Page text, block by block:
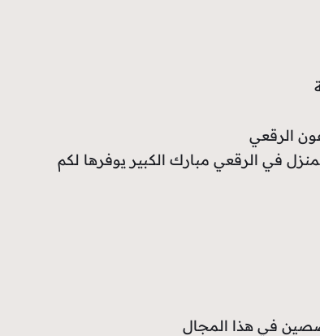
الرقعي
في الرقعي مبارك الكبير يوفرها لكم
في هذا المجال